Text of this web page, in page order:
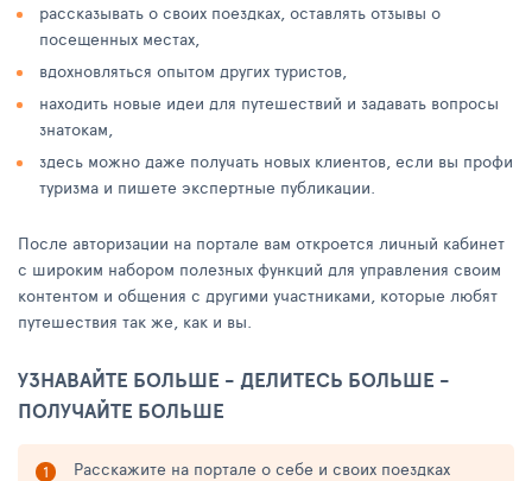
рассказывать о своих поездках, оставлять отзывы о
посещенных местах,
вдохновляться опытом других туристов,
находить новые идеи для путешествий и задавать вопросы
знатокам,
здесь можно даже получать новых клиентов, если вы профи
туризма и пишете экспертные публикации.
После авторизации на портале вам откроется личный кабинет
с широким набором полезных функций для управления своим
контентом и общения с другими участниками, которые любят
путешествия так же, как и вы.
УЗНАВАЙТЕ БОЛЬШЕ - ДЕЛИТЕСЬ БОЛЬШЕ -
ПОЛУЧАЙТЕ БОЛЬШЕ
Расскажите на портале о себе и своих поездках